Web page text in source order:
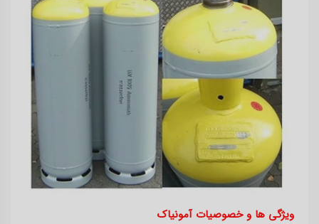
ویژگی ها و خصوصیات آمونیاک